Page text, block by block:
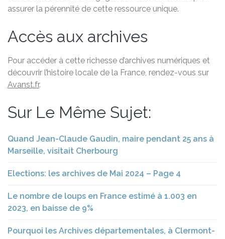
assurer la pérennité de cette ressource unique.
Accès aux archives
Pour accéder à cette richesse d’archives numériques et
découvrir l’histoire locale de la France, rendez-vous sur
Avanst.fr.
Sur Le Même Sujet:
Quand Jean-Claude Gaudin, maire pendant 25 ans à
Marseille, visitait Cherbourg
Elections: les archives de Mai 2024 – Page 4
Le nombre de loups en France estimé à 1.003 en
2023, en baisse de 9%
Pourquoi les Archives départementales, à Clermont-